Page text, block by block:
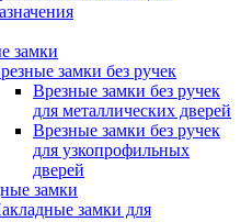
замки
замки без ручек
Врезные замки без ручек
для металлических дверей
Врезные замки без ручек
для узкопрофильных
дверей
замки
замки для